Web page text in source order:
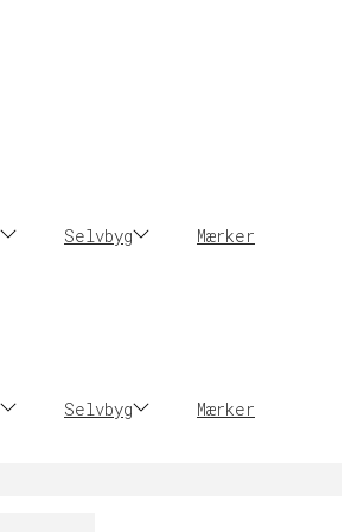
Selvbyg Mærker
Selvbyg Mærker